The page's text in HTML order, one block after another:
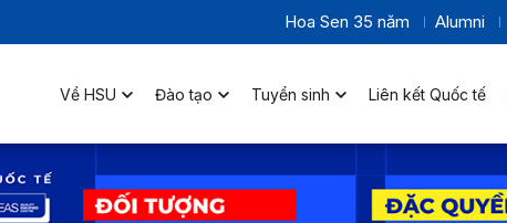
Hoa Sen 35 năm Alumni
Về HSU Đào tạo Tuyển sinh Liên kết Quốc tế